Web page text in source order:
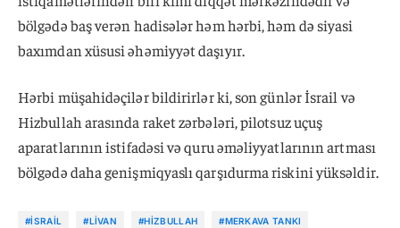
bölgədə baş verən hadisələr həm hərbi, həm də siyasi
baxımdan xüsusi əhəmiyyət daşıyır.
Hərbi müşahidəçilər bildirirlər ki, son günlər İsrail və
Hizbullah arasında raket zərbələri, pilotsuz uçuş
aparatlarının istifadəsi və quru əməliyyatlarının artması
bölgədə daha genişmiqyaslı qarşıdurma riskini yüksəldir.
#İSRAIL #LIVAN #HIZBULLAH #MERKAVA TANKI